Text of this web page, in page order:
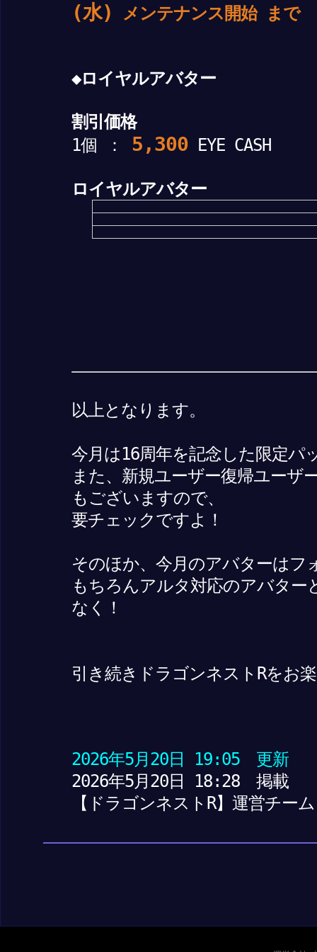
(水) メンテナンス開始 まで
◆ロイヤルアバター
割引価格
1個 ： 5,300 EYE CASH
ロイヤルアバター
以上となります。
今月は16周年を記念した限定パ
また、新規ユーザー復帰ユーザ
もございますので、
要チェックですよ！
そのほか、今月のアバターはフ
もちろんアルタ対応のアバタ
なく！
引き続きドラゴンネストRをお
2026年5月20日 19:05 更新
2026年5月20日 18:28 掲載
【ドラゴンネストR】運営チーム